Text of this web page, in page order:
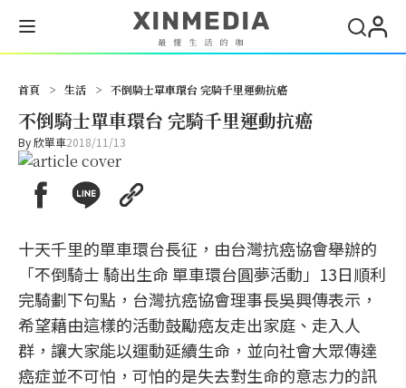
首頁 > 生活 > 不倒騎士單車環台 完騎千里運動抗癌
不倒騎士單車環台 完騎千里運動抗癌
By欣單車2018/11/13
十天千里的單車環台長征，由台灣抗癌協會舉辦的
「不倒騎士 騎出生命 單車環台圓夢活動」13日順利
完騎劃下句點，台灣抗癌協會理事長吳興傳表示，
希望藉由這樣的活動鼓勵癌友走出家庭、走入人
群，讓大家能以運動延續生命，並向社會大眾傳達
癌症並不可怕，可怕的是失去對生命的意志力的訊